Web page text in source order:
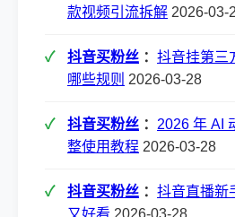
款视频引流拆解 2026-03-
抖音买粉丝 ： 抖音挂第三
哪些规则 2026-03-28
抖音买粉丝 ： 2026 年 AI
整使用教程 2026-03-28
抖音买粉丝 ： 抖音直播新
又好看 2026-03-28